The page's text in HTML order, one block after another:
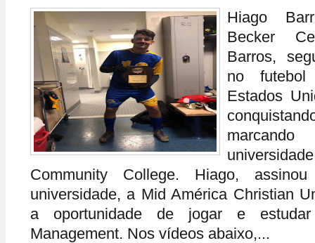
Hiago
Becker
Barros,
no futebol
Estados
Community College. Hiago,
universidade, a Mid América Christian
a oportunidade de jogar e
Management. Nos vídeos abaixo,...